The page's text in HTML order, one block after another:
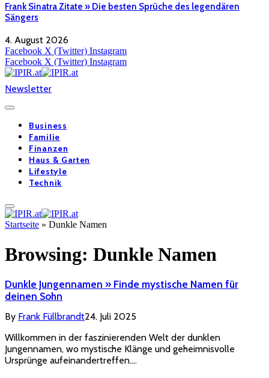
Frank Sinatra Zitate » Die besten Sprüche des legendären
Sängers
4. August 2026
Facebook X (Twitter) Instagram
Facebook X (Twitter) Instagram
Newsletter
Business
Familie
Finanzen
Haus & Garten
Lifestyle
Technik
Startseite » Dunkle Namen
Browsing: Dunkle Namen
Dunkle Jungennamen » Finde mystische Namen für
deinen Sohn
By Frank Füllbrandt24. Juli 2025
Willkommen in der faszinierenden Welt der dunklen
Jungennamen, wo mystische Klänge und geheimnisvolle
Ursprünge aufeinandertreffen.…